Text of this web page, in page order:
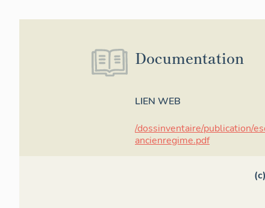
Documentation
LIEN WEB
/dossinventaire/publication/
ancienregime.pdf